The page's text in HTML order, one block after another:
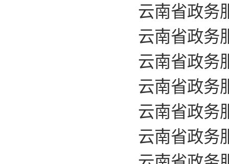
云南省政务
云南省政务
云南省政务
云南省政务
云南省政务
云南省政务